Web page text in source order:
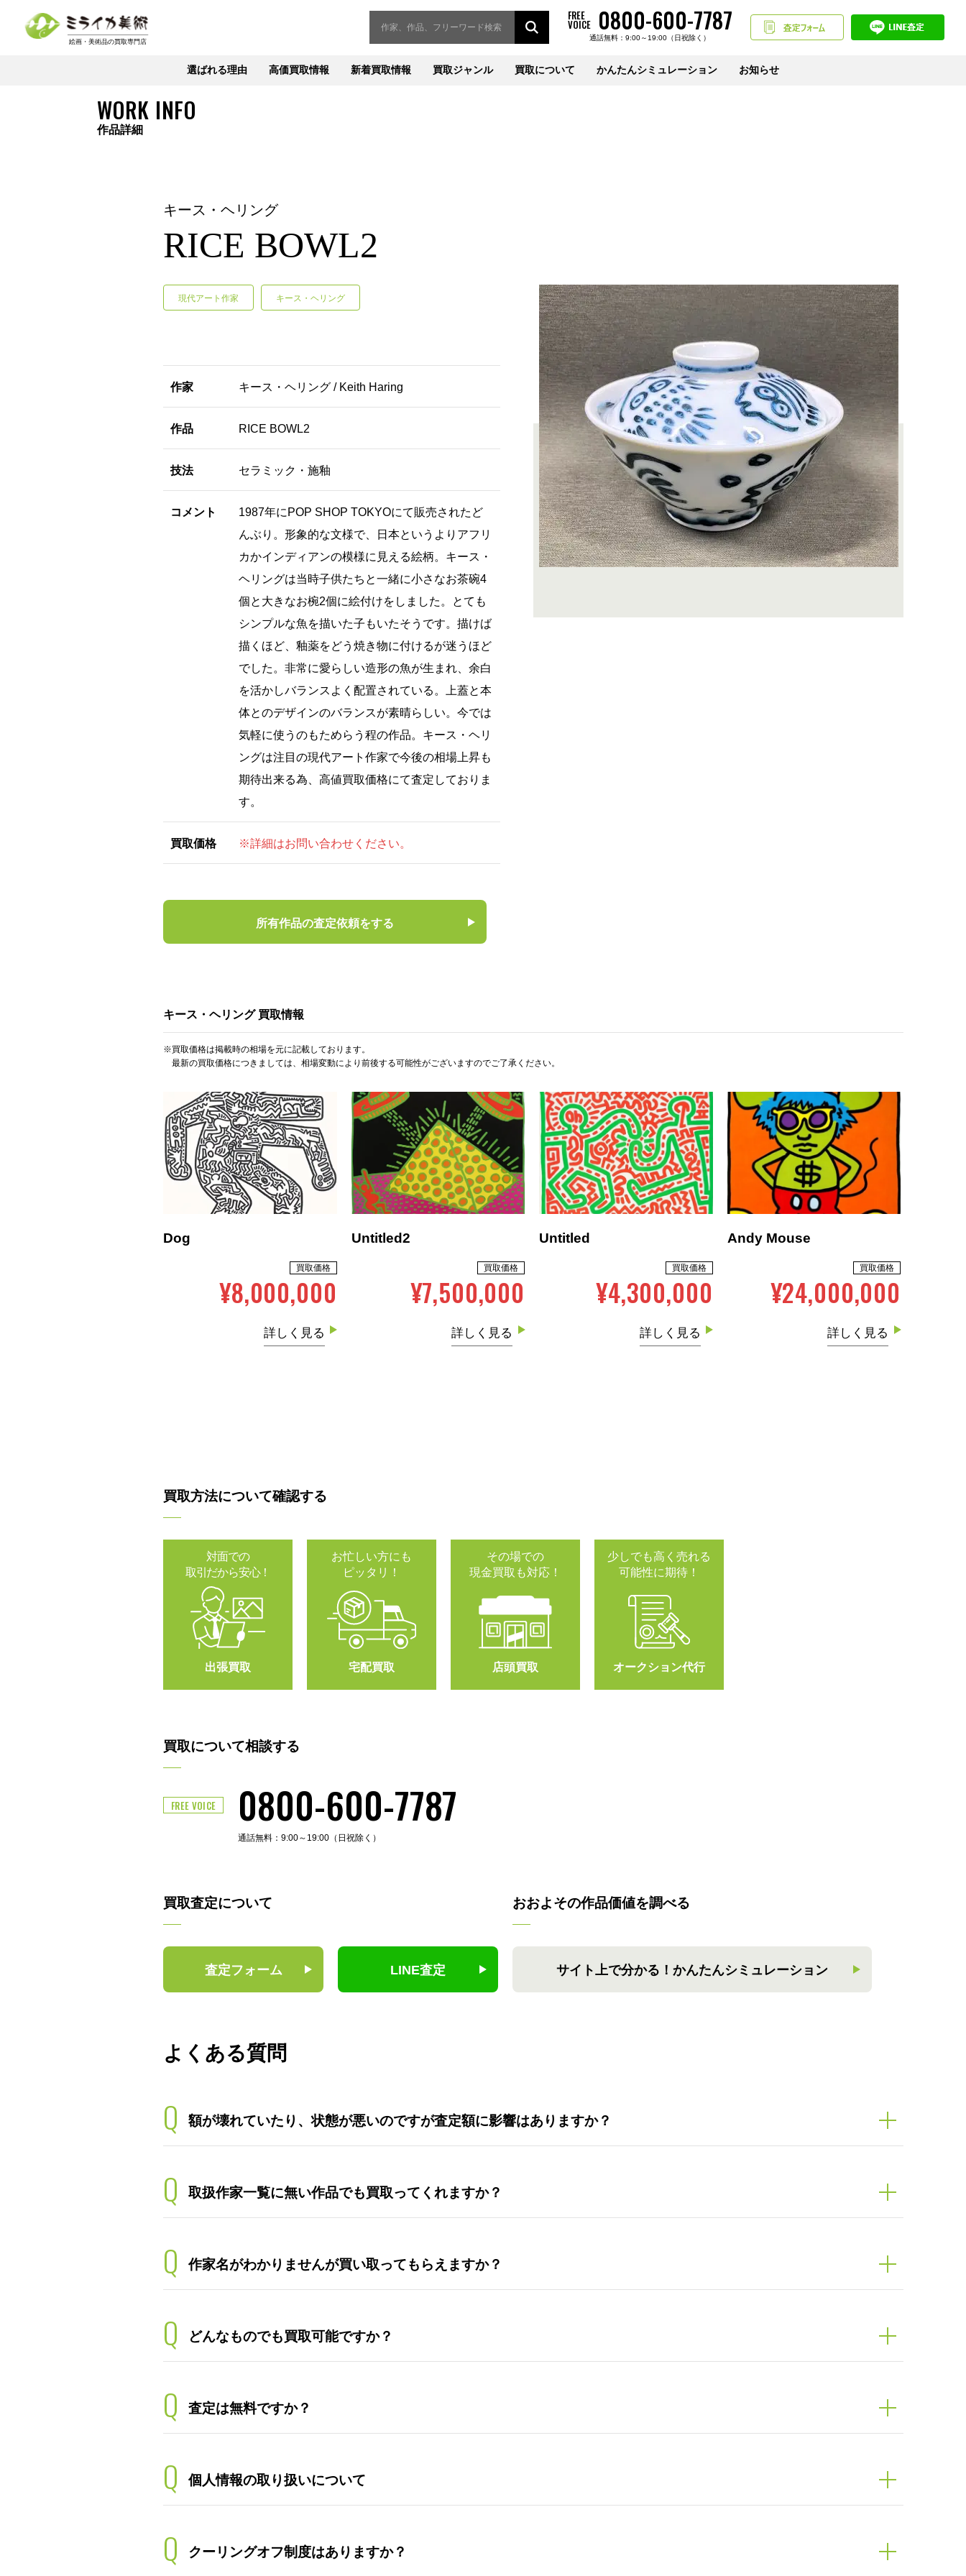
FREE
VOICE 0800-600-7787
通話無料：9:00～19:00（日祝除く）
選ばれる理由 高価買取情報 新着買取情報 買取ジャンル 買取について かんたんシミュレーション お知らせ
WORK INFO
作品詳細
キース・ヘリング
RICE BOWL2
現代アート作家 キース・ヘリング
作家 キース・ヘリング / Keith Haring
作品 RICE BOWL2
技法 セラミック・施釉
コメント
1987年にPOP SHOP TOKYOにて販売されたど
んぶり。形象的な文様で、日本というよりアフリ
カかインディアンの模様に見える絵柄。キース・
ヘリングは当時子供たちと一緒に小さなお茶碗4
個と大きなお椀2個に絵付けをしました。とても
シンプルな魚を描いた子もいたそうです。描けば
描くほど、釉薬をどう焼き物に付けるが迷うほど
でした。非常に愛らしい造形の魚が生まれ、余白
を活かしバランスよく配置されている。上蓋と本
体とのデザインのバランスが素晴らしい。今では
気軽に使うのもためらう程の作品。キース・ヘリ
ングは注目の現代アート作家で今後の相場上昇も
期待出来る為、高値買取価格にて査定しておりま
す。
買取価格 ※詳細はお問い合わせください。
所有作品の査定依頼をする
キース・ヘリング 買取情報
※買取価格は掲載時の相場を元に記載しております。
最新の買取価格につきましては、相場変動により前後する可能性がございますのでご了承ください。
Dog
買取価格
¥8,000,000
詳しく見る
Untitled2
買取価格
¥7,500,000
詳しく見る
Untitled
買取価格
¥4,300,000
詳しく見る
Andy Mouse
買取価格
¥24,000,000
詳しく見る
買取方法について確認する
対面での
取引だから安心！
出張買取
お忙しい方にも
ピッタリ！
宅配買取
その場での
現金買取も対応！
店頭買取
少しでも高く売れる
可能性に期待！
オークション代行
買取について相談する
FREE VOICE 0800-600-7787
通話無料：9:00～19:00（日祝除く）
買取査定について
査定フォーム LINE査定
おおよその作品価値を調べる
サイト上で分かる！ かんたんシミュレーション
よくある質問
Q 額が壊れていたり、状態が悪いのですが査定額に影響はありますか？
Q 取扱作家一覧に無い作品でも買取ってくれますか？
Q 作家名がわかりませんが買い取ってもらえますか？
Q どんなものでも買取可能ですか？
Q 査定は無料ですか？
Q 個人情報の取り扱いについて
Q クーリングオフ制度はありますか？